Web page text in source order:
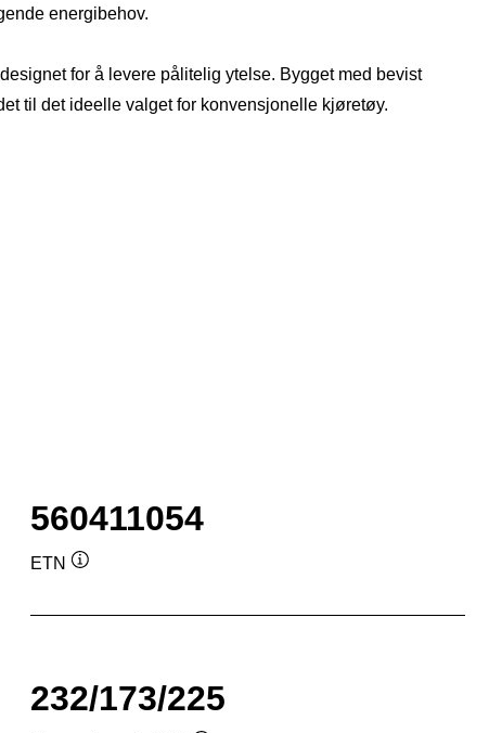
energibehov.
for å levere pålitelig ytelse. Bygget med bevist
til det ideelle valget for konvensjonelle kjøretøy.
560411054
ETN
232/173/225